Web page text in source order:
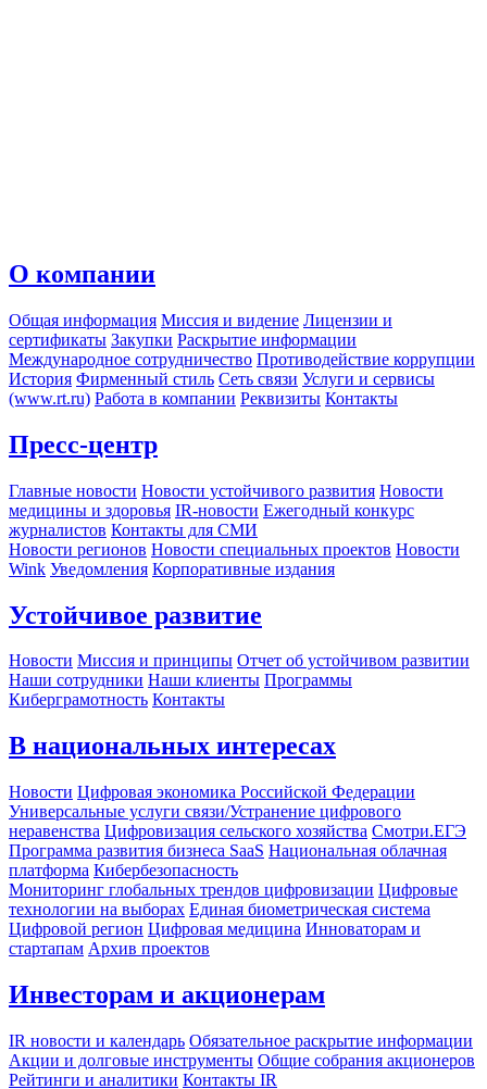
О компании
Общая информация Миссия и видение Лицензии и
сертификаты Закупки Раскрытие информации
Международное сотрудничество Противодействие коррупции
История Фирменный стиль Сеть связи Услуги и сервисы
(www.rt.ru) Работа в компании Реквизиты Контакты
Пресс-центр
Главные новости Новости устойчивого развития Новости
медицины и здоровья IR-новости Ежегодный конкурс
журналистов Контакты для СМИ
Новости регионов Новости специальных проектов Новости
Wink Уведомления Корпоративные издания
Устойчивое развитие
Новости Миссия и принципы Отчет об устойчивом развитии
Наши сотрудники Наши клиенты Программы
Киберграмотность Контакты
В национальных интересах
Новости Цифровая экономика Российской Федерации
Универсальные услуги связи/Устранение цифрового
неравенства Цифровизация сельского хозяйства Смотри.ЕГЭ
Программа развития бизнеса SaaS Национальная облачная
платформа Кибербезопасность
Мониторинг глобальных трендов цифровизации Цифровые
технологии на выборах Единая биометрическая система
Цифровой регион Цифровая медицина Инноваторам и
стартапам Архив проектов
Инвесторам и акционерам
IR новости и календарь Обязательное раскрытие информации
Акции и долговые инструменты Общие собрания акционеров
Рейтинги и аналитики Контакты IR